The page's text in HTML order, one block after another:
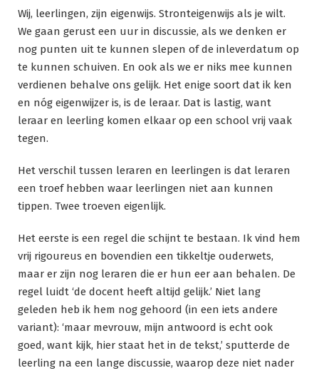
Wij, leerlingen, zijn eigenwijs. Stronteigenwijs als je wilt.
We gaan gerust een uur in discussie, als we denken er
nog punten uit te kunnen slepen of de inleverdatum op
te kunnen schuiven. En ook als we er niks mee kunnen
verdienen behalve ons gelijk. Het enige soort dat ik ken
en nóg eigenwijzer is, is de leraar. Dat is lastig, want
leraar en leerling komen elkaar op een school vrij vaak
tegen.
Het verschil tussen leraren en leerlingen is dat leraren
een troef hebben waar leerlingen niet aan kunnen
tippen. Twee troeven eigenlijk.
Het eerste is een regel die schijnt te bestaan. Ik vind hem
vrij rigoureus en bovendien een tikkeltje ouderwets,
maar er zijn nog leraren die er hun eer aan behalen. De
regel luidt ‘de docent heeft altijd gelijk.’ Niet lang
geleden heb ik hem nog gehoord (in een iets andere
variant): ‘maar mevrouw, mijn antwoord is echt ook
goed, want kijk, hier staat het in de tekst,’ sputterde de
leerling na een lange discussie, waarop deze niet nader